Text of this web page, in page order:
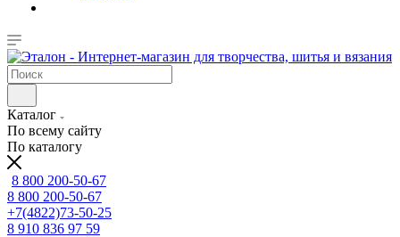
Каталог
По всему сайту
По каталогу
8 800 200-50-67
8 800 200-50-67
+7(4822)73-50-25
8 910 836 97 59